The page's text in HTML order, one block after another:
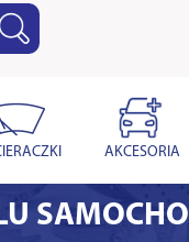
AKCESORIA